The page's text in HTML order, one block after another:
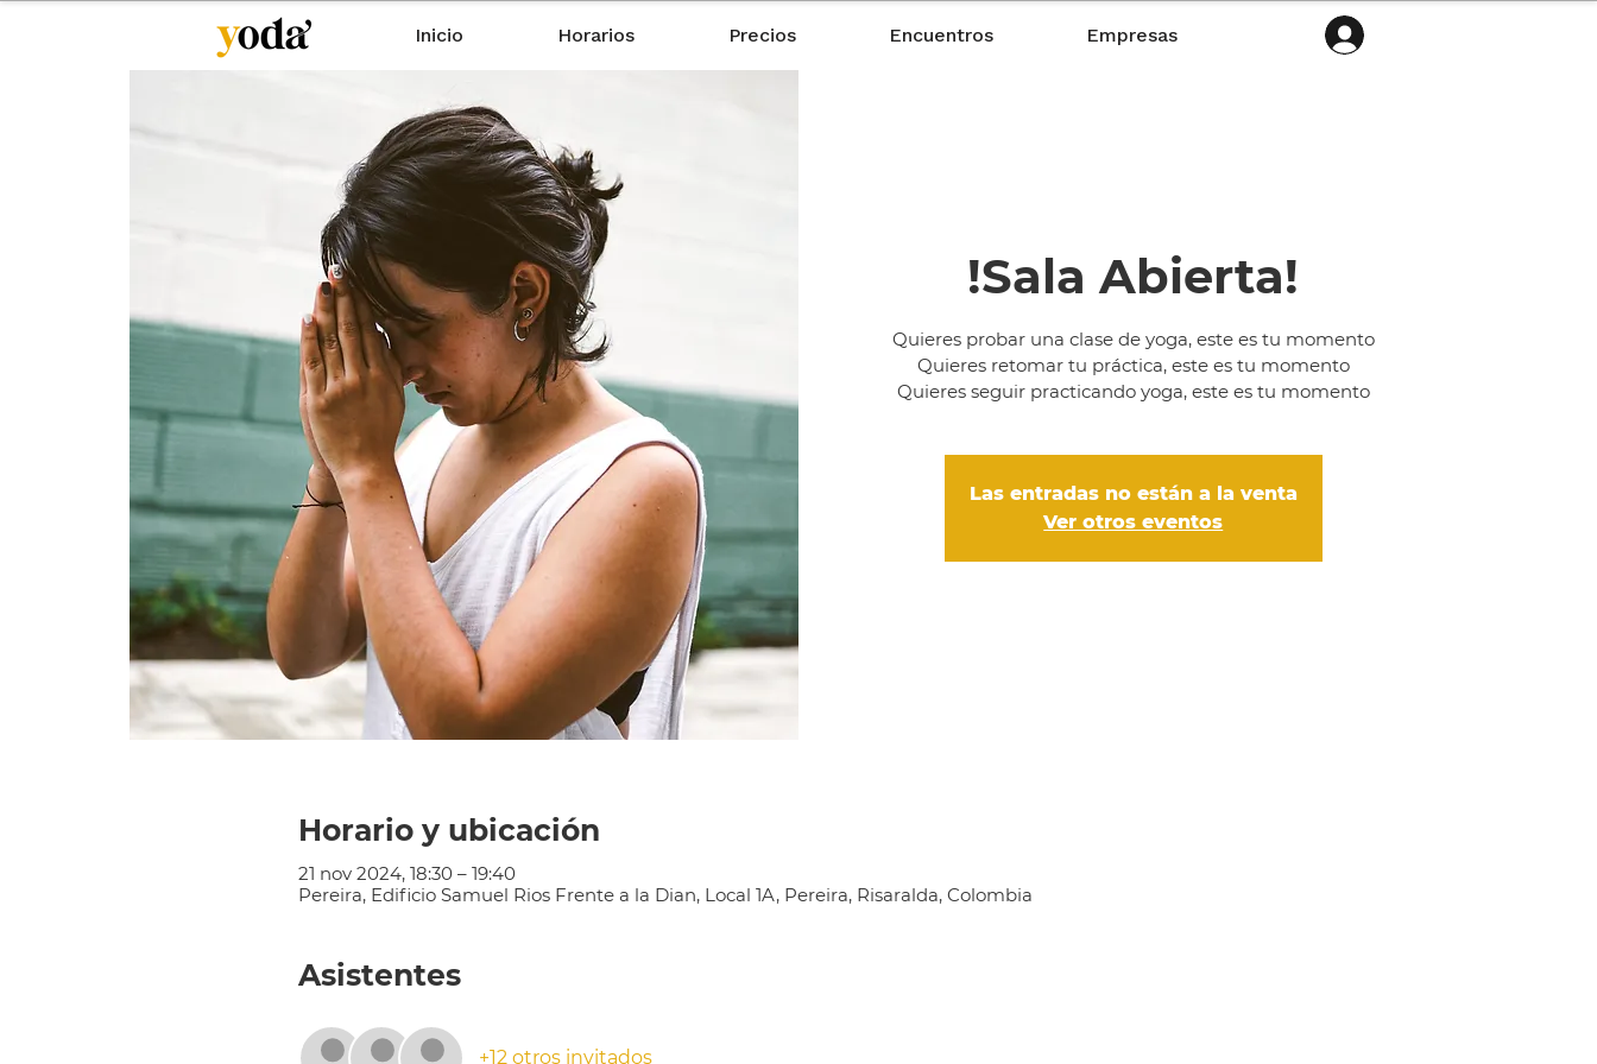
Inicio Horarios Precios Encuentros Empresas
!Sala Abierta!
Quieres probar una clase de yoga, este es tu momento
Quieres retomar tu práctica, este es tu momento
Quieres seguir practicando yoga, este es tu momento
Las entradas no están a la venta
Ver otros eventos
Horario y ubicación
21 nov 2024, 18:30 – 19:40
Pereira, Edificio Samuel Rios Frente a la Dian, Local 1A, Pereira, Risaralda, Colombia
Asistentes
+12 otros invitados